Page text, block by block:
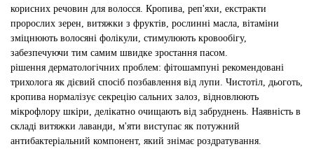
корисних речовин для волосся. Кропива, реп'яхи, екстракти
пророслих зерен, витяжки з фруктів, рослинні масла, вітаміни
зміцнюють волосяні фолікули, стимулюють кровообігу,
забезпечуючи тим самим швидке зростання пасом.
рішення дерматологічних проблем: фітошампуні рекомендовані
трихолога як дієвий спосіб позбавлення від лупи. Чистотіл, дьоготь,
кропива нормалізує секрецію сальних залоз, відновлюють
мікрофлору шкіри, делікатно очищають від забруднень. Наявність в
складі витяжки лаванди, м'яти виступає як потужний
антибактеріальний компонент, який знімає роздратування.